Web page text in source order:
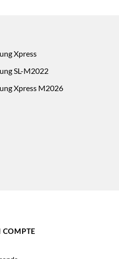
Xpress
SL-M2022
Xpress M2026
COMPTE